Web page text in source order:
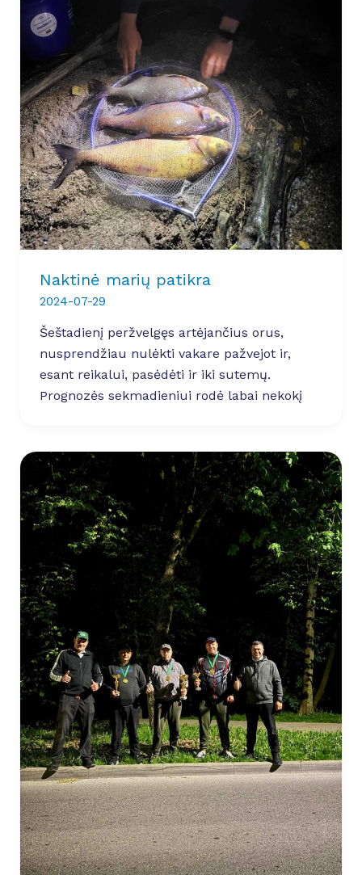
Naktinė marių patikra
2024-07-29
Šeštadienį peržvelgęs artėjančius orus,
nusprendžiau nulėkti vakare pažvejot ir,
esant reikalui, pasėdėti ir iki sutemų.
Prognozės sekmadieniui rodė labai nekokį